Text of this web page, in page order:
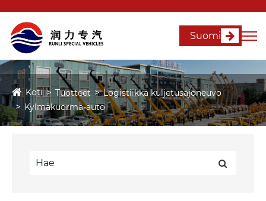
Suomi
Koti Tuotteet
Logistiikka kuljetusajoneuvo
Kylmäkuorma-auto